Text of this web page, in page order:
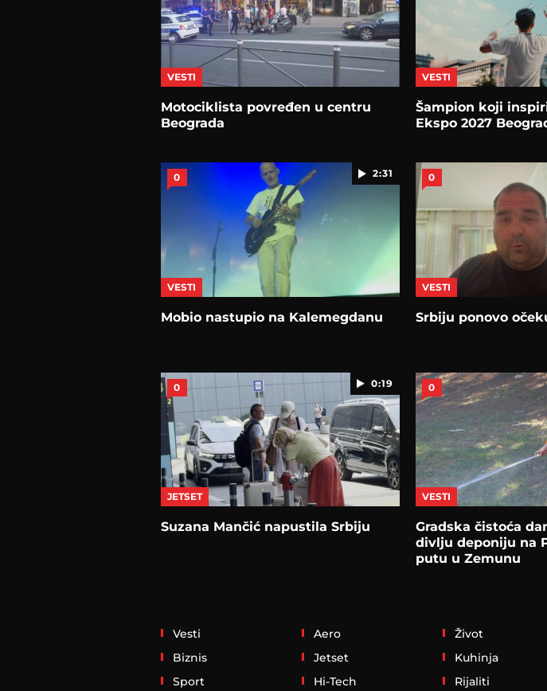
VESTI
Motociklista povređen u centru
Beograda
VESTI
Šampion koјi
Ekspo 2027
2:31
0
VESTI
Mobio nastupio na Kalemegdanu
0
VESTI
Srbiju ponovo
0:19
0
JETSET
Suzana Mančić napustila Srbiju
0
VESTI
Gradska čistoća
divlju deponiju na
putu u Zemunu
Vesti
Biznis
Sport
Aero
Jetset
Hi-Tech
Život
Kuhinja
Rijaliti